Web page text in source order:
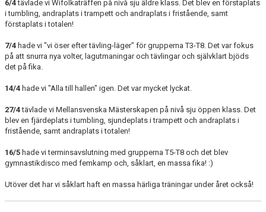
6/4tävlade vi Wifolkaträffen på nivå sju äldre klass. Det blev en förstaplats
i tumbling, andraplats i trampett och andraplats i fristående, samt
förstaplats i totalen!
7/4 hade vi "vi öser efter tävling-läger" för grupperna T3-T8. Det var fokus
på att snurra nya volter, lagutmaningar och tävlingar och självklart bjöds
det på fika.
14/4 hade vi "Alla till hallen" igen. Det var mycket lyckat.
27/4tävlade vi Mellansvenska Mästerskapen på nivå sju öppen klass. Det
blev en fjärdeplats i tumbling, sjundeplats i trampett och andraplats i
fristående, samt andraplats i totalen!
16/5 hade vi terminsavslutning med grupperna T5-T8 och det blev
gymnastikdisco med femkamp och, såklart, en massa fika! :)
Utöver det har vi såklart haft en massa härliga träningar under året också!